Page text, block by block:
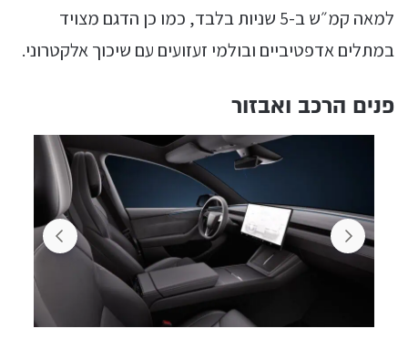
למאה קמ״ש ב-5 שניות בלבד, כמו כן הדגם מצויד
במתלים אדפטיביים ובולמי זעזועים עם שיכוך אלקטרוני.
פנים הרכב ואבזור